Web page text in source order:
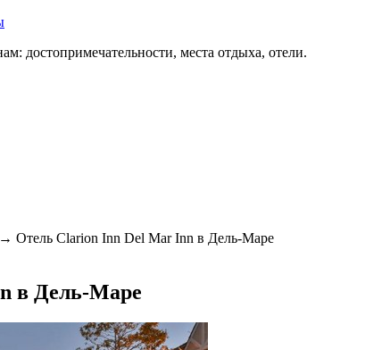
достопримечательности, места отдыха, отели.
→ Отель Clarion Inn Del Mar Inn в Дель-Маре
в Дель-Маре